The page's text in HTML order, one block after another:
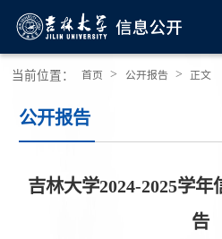
当前位置： 首页 > 公开报告 > 正文
公开报告
吉林大学2024-2025学
告